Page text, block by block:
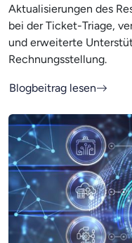
Aktualisierungen des
bei der Ticket-Triage,
und erweiterte
Rechnungsstellung.
Blogbeitrag lesen